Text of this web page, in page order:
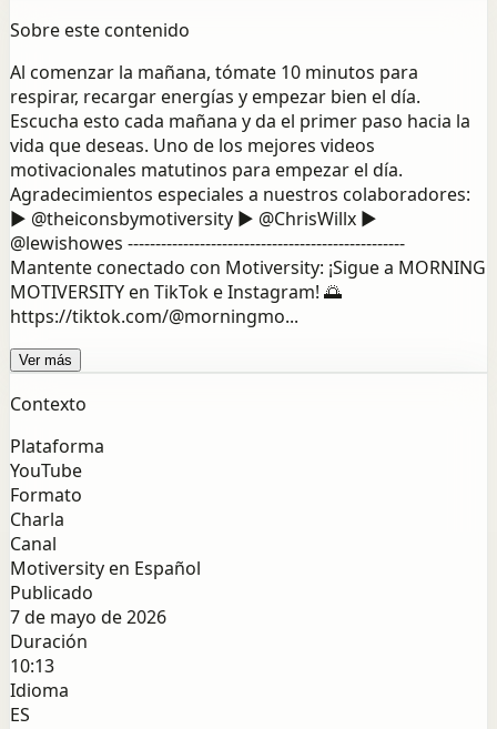
Sobre este contenido
Al comenzar la mañana, tómate 10 minutos para
respirar, recargar energías y empezar bien el día.
Escucha esto cada mañana y da el primer paso hacia la
vida que deseas. Uno de los mejores videos
motivacionales matutinos para empezar el día.
Agradecimientos especiales a nuestros colaboradores:
▶ @theiconsbymotiversity ► @ChrisWillx ►
@lewishowes --------------------------------------------------
Mantente conectado con Motiversity: ¡Sigue a MORNING
MOTIVERSITY en TikTok e Instagram! 🌅
https://tiktok.com/@morningmo...
Ver más
Contexto
Plataforma
YouTube
Formato
Charla
Canal
Motiversity en Español
Publicado
7 de mayo de 2026
Duración
10:13
Idioma
ES